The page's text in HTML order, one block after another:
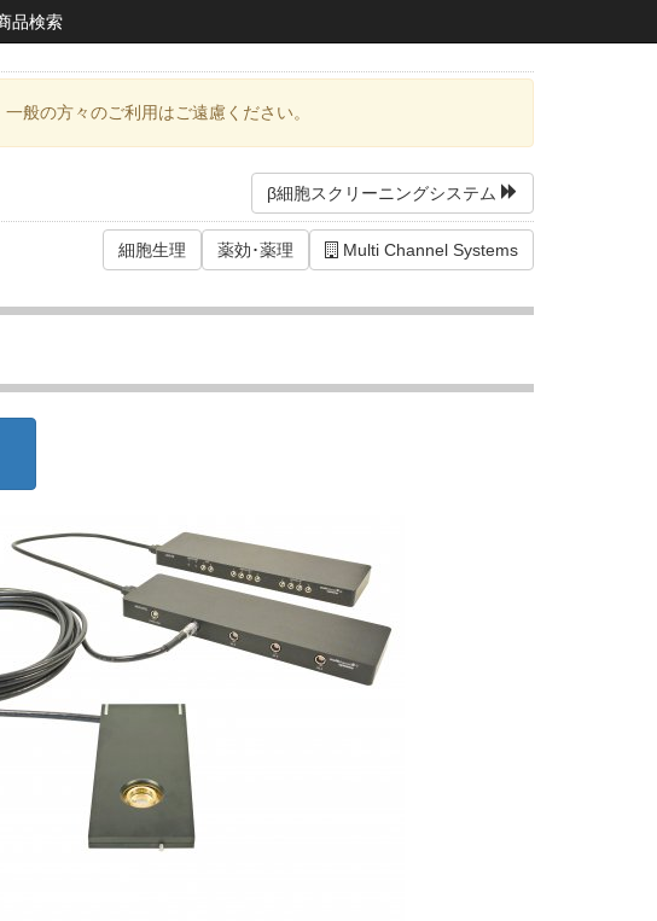
品検索
般の方々のご利用はご遠慮ください。
β細胞スクリーニングシステム
Multi Channel Systems
薬効･薬理
細胞生理